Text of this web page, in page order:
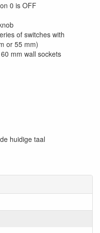
0 is OFF
of switches with
or 55 mm)
mm wall sockets
huidige taal